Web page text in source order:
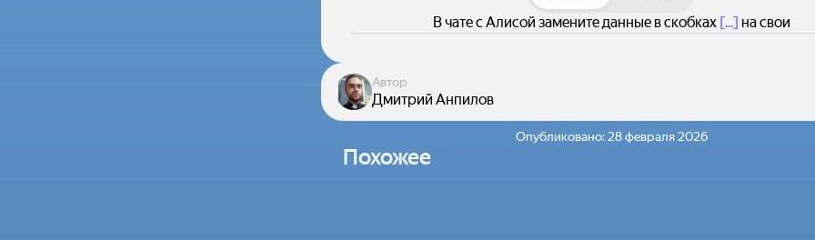
В чате с Алисой замените данные в скобках [...] на свои
Автор
Дмитрий Анпилов
Опубликовано:28 февраля 2026
Похожее